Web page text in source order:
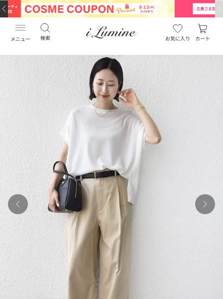
メニュー 検索 お気に入り カート